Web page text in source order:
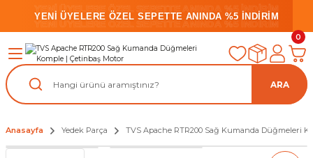
YENİ ÜYELERE ÖZEL SEPETTE ANINDA %5 İNDİRİM
YENİ ÜYELERE ÖZEL SEPETTE ANINDA %5 İNDİRİM
YENİ ÜYELERE ÖZEL SEPETTE ANINDA %5 İNDİRİM
ARA
0
Anasayfa Yedek Parça TVS Apache RTR200 Sağ Kumanda Düğmeleri